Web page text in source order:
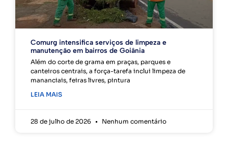
Comurg intensifica serviços de limpeza e
manutenção em bairros de Goiânia
Além do corte de grama em praças, parques e
canteiros centrais, a força-tarefa inclui limpeza de
mananciais, feiras livres, pintura
LEIA MAIS
28 de julho de 2026 Nenhum comentário